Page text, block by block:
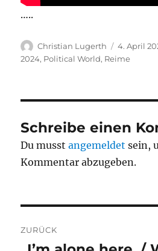
…..
Autor
Christian Lugerth
am
4. April
2024, Political World, Reime
Schreibe einen
Du musstangemeldet sein,
Kommentar abzugeben.
ZURÜCK
Vorheriger